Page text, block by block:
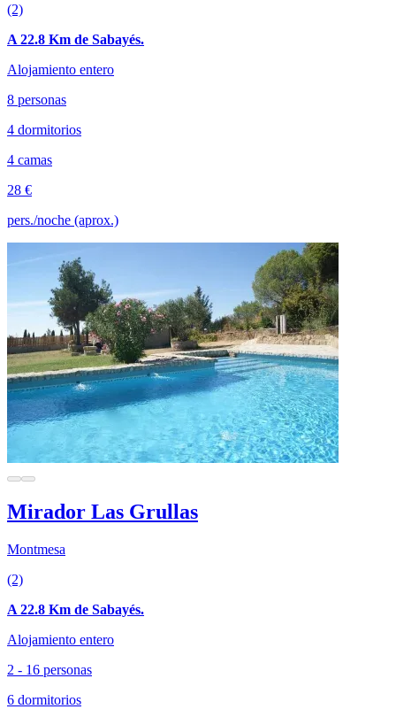
(2)
A 22.8 Km de Sabayés.
Alojamiento entero
8 personas
4 dormitorios
4 camas
28 €
pers./noche (aprox.)
Mirador Las Grullas
Montmesa
(2)
A 22.8 Km de Sabayés.
Alojamiento entero
2 - 16 personas
6 dormitorios